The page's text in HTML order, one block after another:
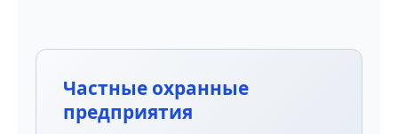
Частные охранные
предприятия